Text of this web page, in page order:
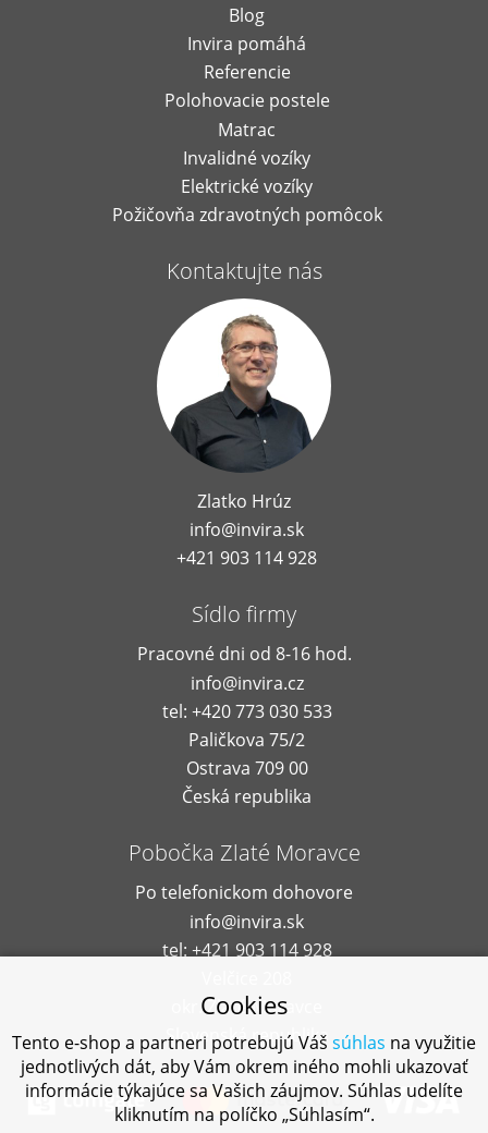
Blog
Invira pomáhá
Referencie
Polohovacie postele
Matrac
Invalidné vozíky
Elektrické vozíky
Požičovňa zdravotných pomôcok
Kontaktujte nás
Zlatko Hrúz
info@invira.sk
+421 903 114 928
Sídlo firmy
Pracovné dni od 8-16 hod.
info@invira.cz
tel: +420 773 030 533
Paličkova 75/2
Ostrava 709 00
Česká republika
Pobočka Zlaté Moravce
Po telefonickom dohovore
info@invira.sk
tel: +421 903 114 928
okr. Zlaté Moravce
Slovenská republika
Cookies
Tento e-shop a partneri potrebujú Váš súhlas na využitie
jednotlivých dát, aby Vám okrem iného mohli ukazovať
informácie týkajúce sa Vašich záujmov. Súhlas udelíte
kliknutím na políčko „Súhlasím“.